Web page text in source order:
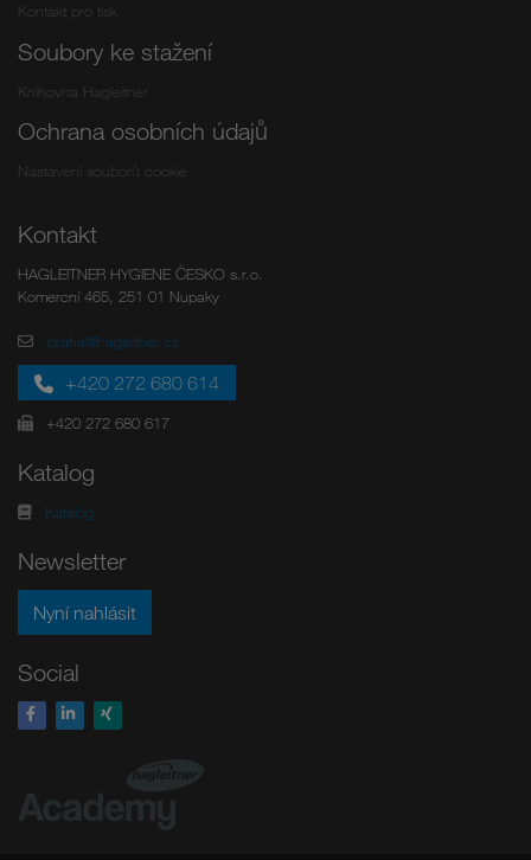
Kontakt pro tisk
Soubory ke stažení
Knihovna Hagleitner
Ochrana osobních údajů
Nastavení souborů cookie
Kontakt
HAGLEITNER HYGIENE ČESKO s.r.o.
Komercní 465, 251 01 Nupaky
praha@hagleitner.cz
+420 272 680 614
+420 272 680 617
Katalog
Katalog
Newsletter
Nyní nahlásit
Social